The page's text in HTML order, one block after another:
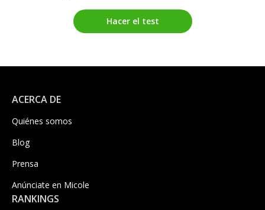
Hacer el test
ACERCA DE
Quiénes somos
Blog
Prensa
Anúnciate en Micole
RANKINGS